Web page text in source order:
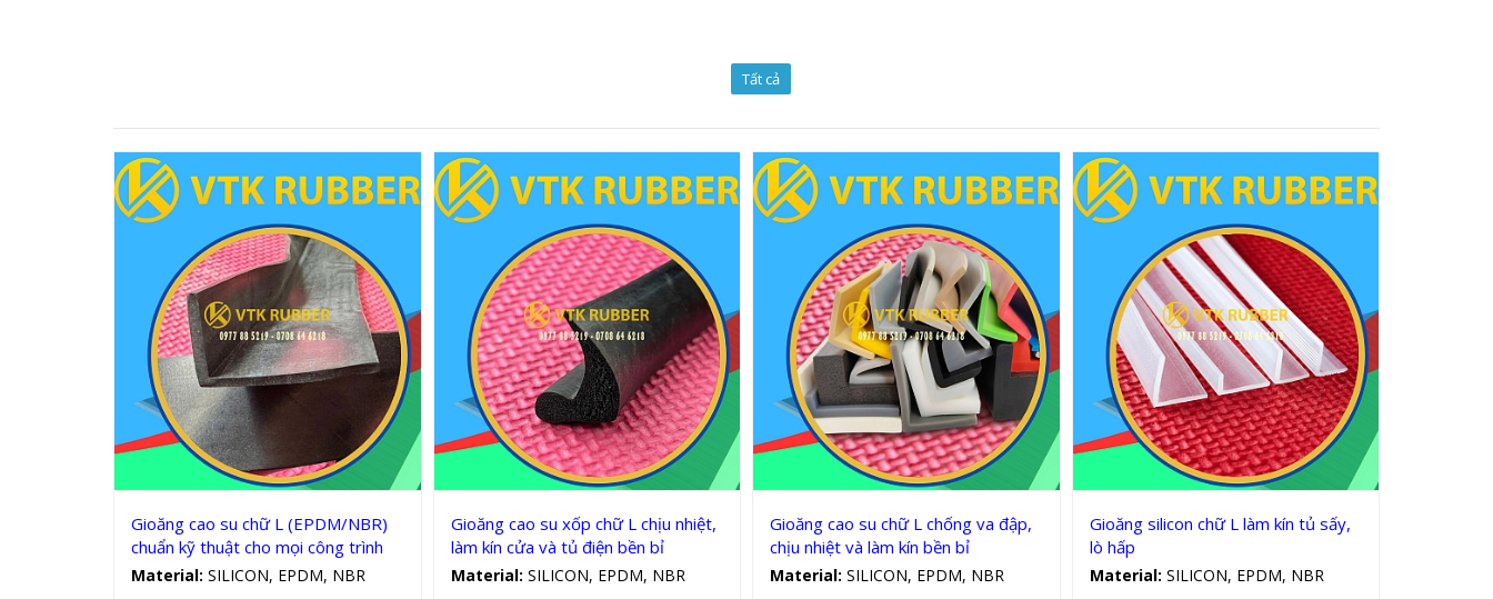
Tất cả
Gioăng silicon, cao su chữ L
Gioăng cao su chữ L (EPDM/NBR)
chuẩn kỹ thuật cho mọi công trình
Material: SILICON, EPDM, NBR
Gioăng silicon, cao su chữ L
Gioăng cao su xốp chữ L chịu nhiệt,
làm kín cửa và tủ điện bền bỉ
Material: SILICON, EPDM, NBR
Gioăng silicon, cao su chữ L
Gioăng cao su chữ L chống va đập,
chịu nhiệt và làm kín bền bỉ
Material: SILICON, EPDM, NBR
Gioăng silicon, cao su chữ L
Gioăng silicon chữ L làm kín tủ sấy,
lò hấp
Material: SILICON, EPDM, NBR